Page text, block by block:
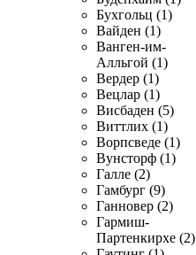
Бухгольц (1)
Вайден (1)
Ванген-им-
Алльгой (1)
Вердер (1)
Вецлар (1)
Висбаден (5)
Виттлих (1)
Ворпсведе (1)
Вунсторф (1)
Галле (2)
Гамбург (9)
Ганновер (2)
Гармиш-
Партенкирхе (2)